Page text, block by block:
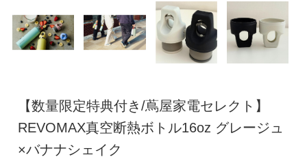
【数量限定特典付き/蔦屋家電セレクト】
REVOMAX真空断熱ボトル16oz グレージュ
×バナナシェイク